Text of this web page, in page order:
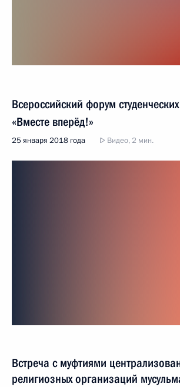
Всероссийский форум
«Вместе вперёд!»
25 января 2018 года Видео, 2 мин.
Встреча с муфтиями
религиозных организаций